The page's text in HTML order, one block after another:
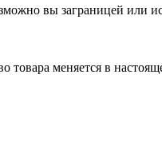
вы заграницей или
товара меняется в